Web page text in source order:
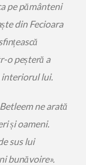
pe pământeni
din Fecioara
o peșteră a
interiorul lui.
ne arată
și oameni.
sus lui
bunăvoire».